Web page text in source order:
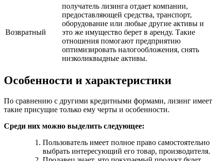
Возвратный
получатель лизинга отдает компании,
предоставляющей средства, транспорт,
оборудование или любые другие активы и
это же имущество берет в аренду. Такие
отношения помогают предприятию
оптимизировать налогообложения, снять
низколиквыдные активы.
Особенности и характеристики
По сравнению с другими кредитными формами, лизинг имеет
такие присущие только ему черты и особенности.
Среди них можно выделить следующее:
Пользователь имеет полное право самостоятельно
выбрать интересующий его товар, производителя.